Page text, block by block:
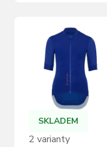
chtějí v horkých
dnech podat
maximální výkon, aniž
by museli slevit z
komfortu. Nový,
vylepšený střih
zajišťuje příjemné
nošení a přirozené
jízdě. Ramenní část…
SKLADEM
2 varianty